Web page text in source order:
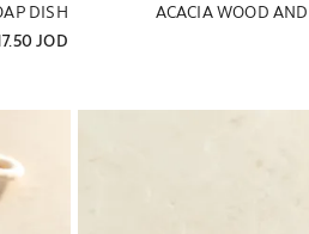
ACACIA WOOD
DISH
JOD
تم تغيير الصورة إلى 1 من 5